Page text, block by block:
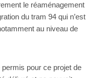
le réaménagement
du tram 94 qui n’est
au niveau de
permis pour ce projet de